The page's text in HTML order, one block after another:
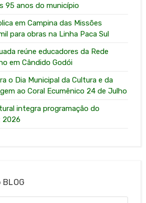
95 anos do município
em Campina das Missões
para obras na Linha Paca Sul
reúne educadores da Rede
em Cândido Godói
o Dia Municipal da Cultura e da
ao Coral Ecumênico 24 de Julho
integra programação do
2026